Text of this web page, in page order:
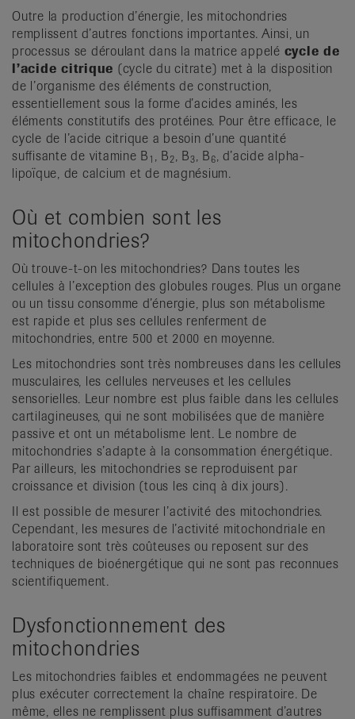
Outre la production d’énergie, les mitochondries
remplissent d’autres fonctions importantes. Ainsi, un
processus se déroulant dans la matrice appelé cycle de
l’acide citrique (cycle du citrate) met à la disposition
de l’organisme des éléments de construction,
essentiellement sous la forme d’acides aminés, les
éléments constitutifs des protéines. Pour être efficace, le
cycle de l’acide citrique a besoin d’une quantité
suffisante de vitamine B 1 , B 2, B3, B 6, d’acide alpha-
lipoïque, de calcium et de magnésium.
Où et combien sont les
mitochondries?
Où trouve-t-on les mitochondries? Dans toutes les
cellules à l’exception des globules rouges. Plus un organe
ou un tissu consomme d’énergie, plus son métabolisme
est rapide et plus ses cellules renferment de
mitochondries, entre 500 et 2000 en moyenne.
Les mitochondries sont très nombreuses dans les cellules
musculaires, les cellules nerveuses et les cellules
sensorielles. Leur nombre est plus faible dans les cellules
cartilagineuses, qui ne sont mobilisées que de manière
passive et ont un métabolisme lent. Le nombre de
mitochondries s’adapte à la consommation énergétique.
Par ailleurs, les mitochondries se reproduisent par
croissance et division (tous les cinq à dix jours).
Il est possible de mesurer l’activité des mitochondries.
Cependant, les mesures de l’activité mitochondriale en
laboratoire sont très coûteuses ou reposent sur des
techniques de bioénergétique qui ne sont pas reconnues
scientifiquement.
Dysfonctionnement des
mitochondries
Les mitochondries faibles et endommagées ne peuvent
plus exécuter correctement la chaîne respiratoire. De
même, elles ne remplissent plus suffisamment d’autres